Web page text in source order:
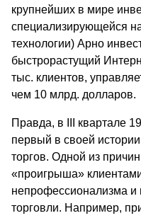
крупнейших в мире
специализирующейся
технологии) Арно
быстрорастущий
тыс. клиентов,
чем 10 млрд. долларов.
Правда, в III квартале
первый в своей
торгов. Одной из
«проигрыша»
непрофессионализма
торговли. Например,